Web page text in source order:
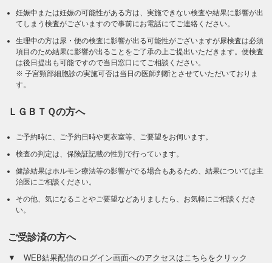
妊娠中または妊娠の可能性がある方は、実施できない検査や結果に影響が出
てしまう検査がございますので事前にお電話にてご連絡ください。
生理中の方は尿・便の検査に影響が出る可能性がございますが尿検査は必須
項目のため結果に影響が出ることをご了承の上ご提出いただきます。便検査
は後日提出も可能ですので当日窓口にてご相談ください。
※ 子宮頸部細胞診の実施可否は当日の医師判断とさせていただいておりま
す。
ＬＧＢＴＱの方へ
ご予約時に、ご予約日時や更衣室等、ご要望をお伺います。
検査の判定は、保険証記載の性別で行っています。
健診結果はホルモン療法等の影響がでる場合もあるため、結果については主
治医にご相談ください。
その他、気になることやご要望などありましたら、お気軽にご相談くださ
い。
ご受診済の方へ
▼ WEB結果配信のログイン画面へのアクセスはこちらをクリック